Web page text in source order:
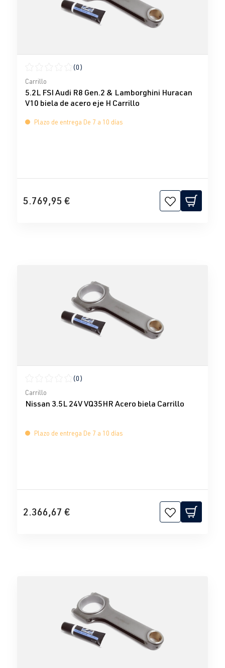
Calificación promedio de 0 de 5 estrellas
(0)
Carrillo
5.2L FSI Audi R8 Gen.2 & Lamborghini Huracan
V10 biela de acero eje H Carrillo
Plazo de entrega De 7 a 10 días
5.769,95 €
Calificación promedio de 0 de 5 estrellas
(0)
Carrillo
Nissan 3.5L 24V VQ35HR Acero biela Carrillo
Plazo de entrega De 7 a 10 días
2.366,67 €